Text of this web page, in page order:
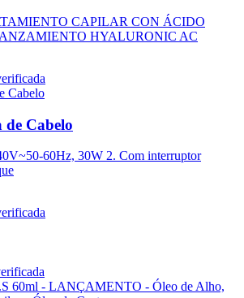
CAPILAR CON ÁCIDO
HYALURONIC AC
de Cabelo
60Hz, 30W 2. Com interruptor